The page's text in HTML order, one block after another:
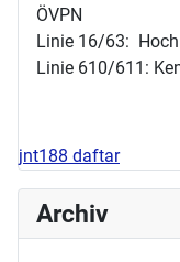
ÖVPN
Linie 16/63:
Linie 610/611:
jnt188 daftar
Archiv